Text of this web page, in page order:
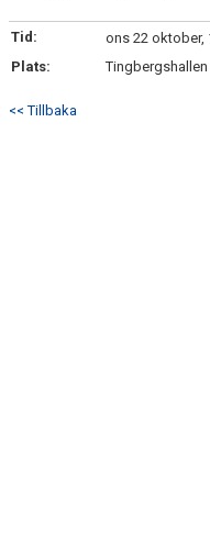
Tid:
ons 22 oktober,
Plats:
Tingbergshallen
<< Tillbaka